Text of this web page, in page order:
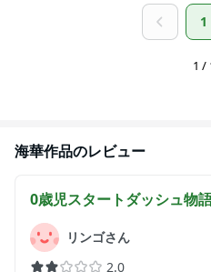
1
1 /
海華作品のレビュー
0歳児スタートダッシュ物
リンゴさん
2.0